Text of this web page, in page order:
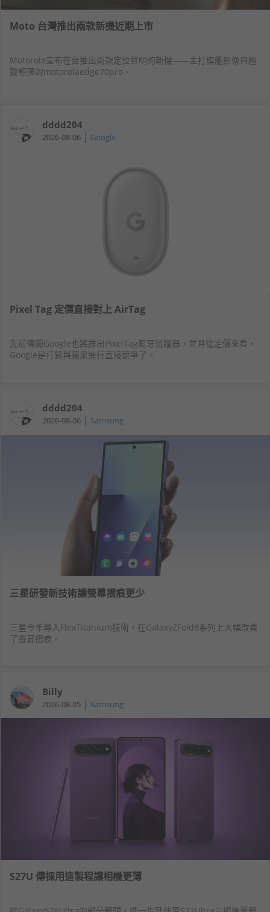
Moto 台灣推出兩款新機近期上市
Motorola宣布在台推出兩款定位鮮明的新機——主打旗艦影像與極
致輕薄的motorolaedge70pro。
dddd204
2026-08-06 | Google
Pixel Tag 定價直接對上 AirTag
先前傳聞Google也將推出PixelTag藍牙追蹤器，並且從定價來看，
Google是打算與蘋果進行直接競爭了。
dddd204
2026-08-06 | Samsung
三星研發新技術讓螢幕摺痕更少
三星今年導入FlexTitanium技術，在GalaxyZFold8系列上大幅改善
了螢幕摺痕。
Billy
2026-08-05 | Samsung
S27U 傳採用這製程讓相機更薄